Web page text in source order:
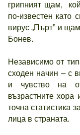
грипният щам,
по-известен като
вирус „Пърт” и
Бонев.
Независимо от
сходен начин – с
и чувство на
възрастните
точна статистика
лица в страната.